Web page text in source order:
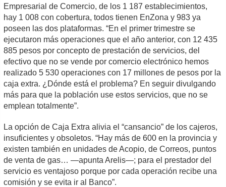
Empresarial de Comercio, de los 1 187 establecimientos,
hay 1 008 con cobertura, todos tienen EnZona y 983 ya
poseen las dos plataformas. “En el primer trimestre se
ejecutaron más operaciones que el año anterior, con 12 435
885 pesos por concepto de prestación de servicios, del
efectivo que no se vende por comercio electrónico hemos
realizado 5 530 operaciones con 17 millones de pesos por la
caja extra. ¿Dónde está el problema? En seguir divulgando
más para que la población use estos servicios, que no se
emplean totalmente”.
La opción de Caja Extra alivia el “cansancio” de los cajeros,
insuficientes y obsoletos. “Hay más de 600 en la provincia y
existen también en unidades de Acopio, de Correos, puntos
de venta de gas… —apunta Arelis—; para el prestador del
servicio es ventajoso porque por cada operación recibe una
comisión y se evita ir al Banco”.